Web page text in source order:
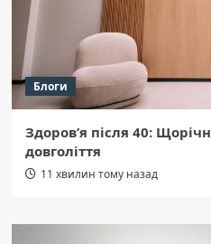
Блоги
Здоров’я після 40:
довголіття
11 хвилин тому назад